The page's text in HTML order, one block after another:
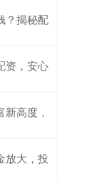
？揭秘配
资，安心
高度，
放大，投